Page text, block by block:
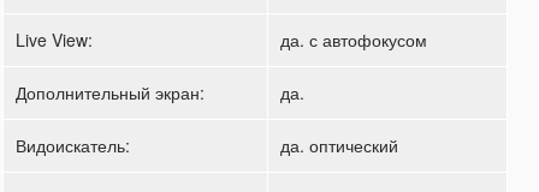
Live View: да. с автофокусом
Дополнительный экран: да.
Видоискатель: да. оптический